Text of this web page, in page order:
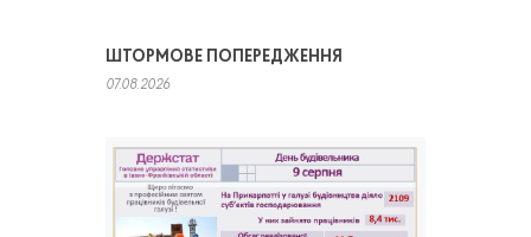
ШТОРМОВЕ ПОПЕРЕДЖЕННЯ
07.08.2026